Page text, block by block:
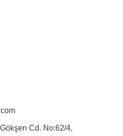
Cd. No:62/4,